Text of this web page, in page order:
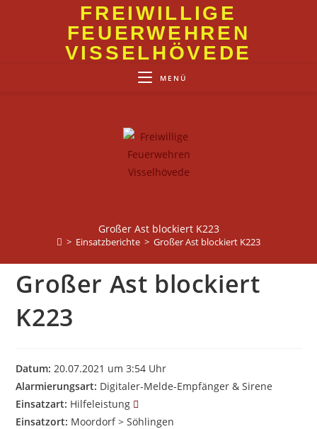
FREIWILLIGE
FEUERWEHREN
VISSELHÖVEDE
MENÜ
Großer Ast blockiert K223
> Einsatzberichte > Großer Ast blockiert K223
Großer Ast blockiert
K223
Datum: 20.07.2021 um 3:54 Uhr
Alarmierungsart: Digitaler-Melde-Empfänger & Sirene
Einsatzart: Hilfeleistung
Einsatzort: Moordorf > Söhlingen